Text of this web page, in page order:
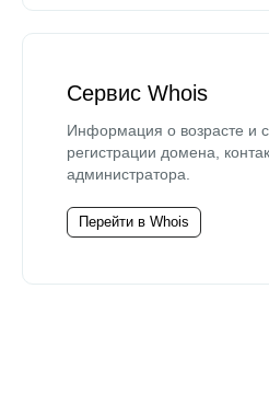
Сервис Whois
Информация о возрасте и
регистрации домена,
администратора.
Перейти в Whois